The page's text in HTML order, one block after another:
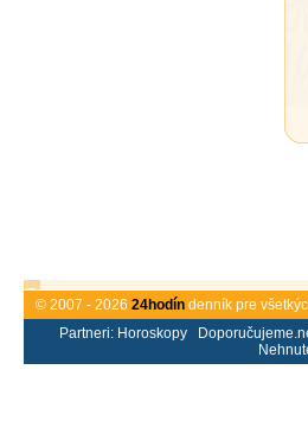
© 2007 - 2026 24hodín denník pre
Partneri: Horoskopy